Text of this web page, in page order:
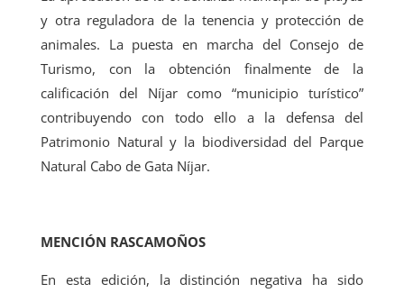
y otra reguladora de la tenencia y protección de
animales. La puesta en marcha del Consejo de
Turismo, con la obtención finalmente de la
calificación del Níjar como “municipio turístico”
contribuyendo con todo ello a la defensa del
Patrimonio Natural y la biodiversidad del Parque
Natural Cabo de Gata Níjar.
MENCIÓN RASCAMOÑOS
En esta edición, la distinción negativa ha sido